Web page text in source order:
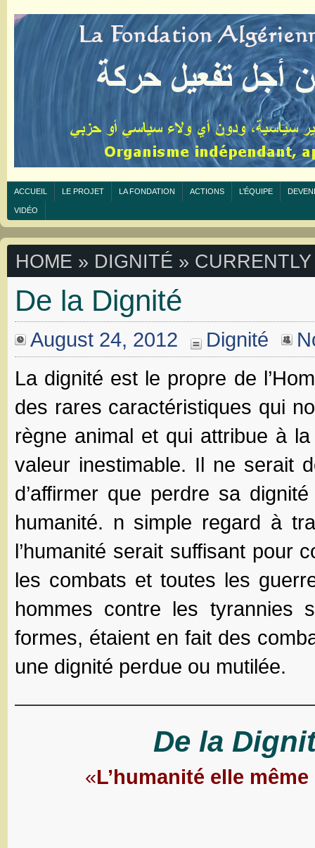
ACCUEIL LE PROJET LA FONDATION ACTIONS L’ÉQUIPE
VIDÉO
HOME » DIGNITÉ »
De la Dignité
August 24, 2012 Dignité
La dignité est le propre de
des rares caractéristiques qui
règne animal et qui attribue à
valeur inestimable. Il ne serait
d’affirmer que perdre sa
humanité. n simple regard à
l’humanité serait suffisant pour
les combats et toutes les
hommes contre les tyrannies
formes, étaient en fait des
une dignité perdue ou mutilée.
De la
«L’humanité elle